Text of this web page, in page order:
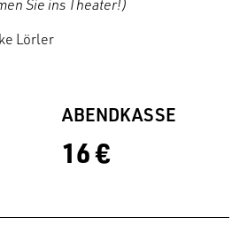
Sie ins Theater!)
Lörler
ABENDKASSE
16 €